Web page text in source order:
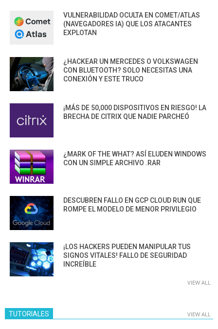
VULNERABILIDAD OCULTA EN COMET/ATLAS
(NAVEGADORES IA) QUE LOS ATACANTES
EXPLOTAN
¿HACKEAR UN MERCEDES O VOLKSWAGEN
CON BLUETOOTH? SOLO NECESITAS UNA
CONEXIÓN Y ESTE TRUCO
¡MÁS DE 50,000 DISPOSITIVOS EN RIESGO! LA
BRECHA DE CITRIX QUE NADIE PARCHEÓ
¿MARK OF THE WHAT? ASÍ ELUDEN WINDOWS
CON UN SIMPLE ARCHIVO .RAR
DESCUBREN FALLO EN GCP CLOUD RUN QUE
ROMPE EL MODELO DE MENOR PRIVILEGIO
¡LOS HACKERS PUEDEN MANIPULAR TUS
SIGNOS VITALES! FALLO DE SEGURIDAD
INCREÍBLE
VIEW ALL
TUTORIALES VIEW ALL